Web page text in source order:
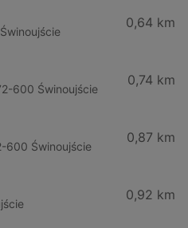
0,64 km
600 Świnoujście
0,74 km
600 Świnoujście
0,87 km
0,92 km